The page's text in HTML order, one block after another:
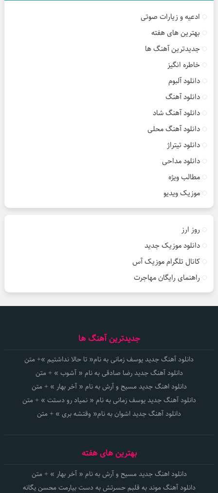
ادعیه و زیارات صوتی
بهترین های هفته
جدیدترین آهنگ ها
خاطره انگیز
دانلود آلبوم
دانلود آهنگ
دانلود آهنگ شاد
دانلود آهنگ محلی
دانلود تیتراژ
دانلود مداحی
مطالب ویژه
موزیک ویدیو
روز ارز
دانلود موزیک جدید
کانال تلگرام موزیک آس
راهنمای رایگان مهاجرت
جدیدترین آهنگ ها
دانلود آهنگ جدید یوسف زمانی به نام« تا حالا نداشتیم »+ متن
دانلود آهنگ جدید رضا صادقی به نام « آشوب » + متن
دانلود اهنگ جدید مسیح و آرش به نام « آخر بهار » + متن
دانلود آهنگ جدید یوسف زمانی به نام « نمیاد رو دستت » + متن
دانلود آهنگ جدید اشوان به نام« وقتشه بری » + متن
بهترین های هفته
دانلود اهنگ جدید مسیح و آرش به نام « آخر بهار » + متن
دانلود آهنگ موند به قلبم حسرتش به دست بیارمت محسن یگانه